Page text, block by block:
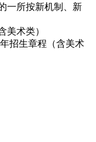
一所按新机制、新
招生章程（含美术